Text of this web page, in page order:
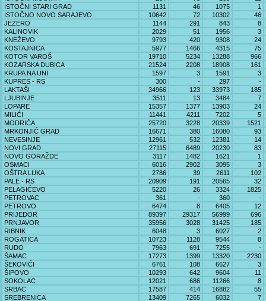
ISTOČNI STARI GRAD
1131 46 1075
1
ISTOČNO NOVO SARAJEVO
10642 72 10302
46
JEZERO
1144 291 843
8
KALINOVIK
2029 51 1956
3
KNEŽEVO
9793 420 9308
24
KOSTAJNICA
5977 1466 4315
75
KOTOR VAROŠ
19710 5234 13288
966
KOZARSKA DUBICA
21524 2208 18908
161
KRUPA NA UNI
1597 3 1591
3
KUPRES - RS
300 - 297
-
LAKTAŠI
34966 123 33973
185
LJUBINJE
3511 13 3484
7
LOPARE
15357 1377 13903
24
MILIĆI
11441 4211 7202
5
MODRIČA
25720 3228 20339
1521
MRKONJIĆ GRAD
16671 380 16080
93
NEVESINJE
12961 532 12381
14
NOVI GRAD
27115 6489 20230
83
NOVO GORAŽDE
3117 1482 1621
1
OSMACI
6016 2902 3095
3
OŠTRA LUKA
2786 39 2611
102
PALE - RS
20909 191 20565
32
PELAGIĆEVO
5220 26 3324
1825
PETROVAC
361 - 360
-
PETROVO
6474 8 6405
12
PRIJEDOR
89397 29317 56999
696
PRNJAVOR
35956 3028 31425
185
RIBNIK
6048 3 6027
2
ROGATICA
10723 1128 9544
8
RUDO
7963 691 7255
-
ŠAMAC
17273 1399 13320
2230
ŠEKOVIĆI
6761 108 6627
3
ŠIPOVO
10293 642 9604
11
SOKOLAC
12021 686 11266
8
SRBAC
17587 414 16882
55
SREBRENICA
13409 7265 6032
7